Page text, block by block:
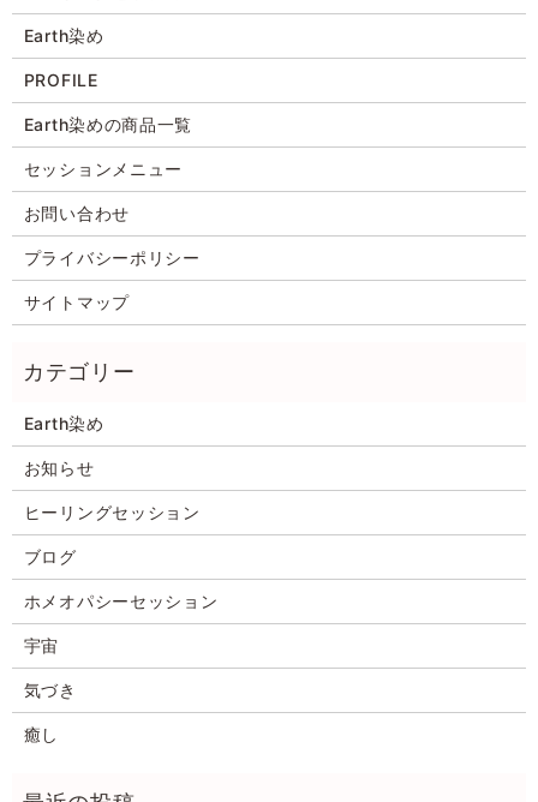
Earth染め
PROFILE
Earth染めの商品一覧
セッションメニュー
お問い合わせ
プライバシーポリシー
サイトマップ
Earth染め
お知らせ
ヒーリングセッション
ブログ
ホメオパシーセッション
宇宙
気づき
癒し